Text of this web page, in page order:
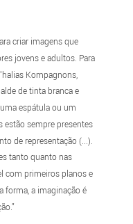
criar imagens que
jovens e adultos. Para
Kompagnons,
de tinta branca e
espátula ou um
estão sempre presentes
de representação (...).
tanto quanto nas
com primeiros planos e
forma, a imaginação é